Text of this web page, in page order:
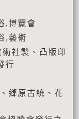
,博覽會
,藝術
社製、凸版印
行
鄉原古統、花